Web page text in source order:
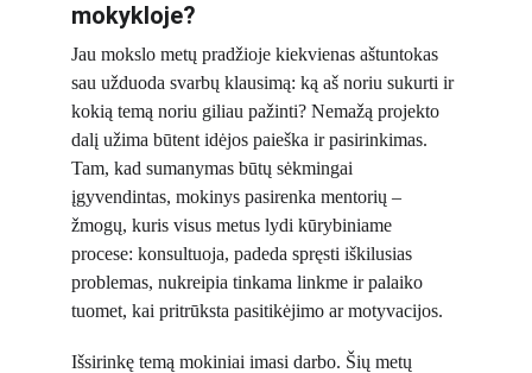
mokykloje?
Jau mokslo metų pradžioje kiekvienas aštuntokas
sau užduoda svarbų klausimą: ką aš noriu sukurti ir
kokią temą noriu giliau pažinti? Nemažą projekto
dalį užima būtent idėjos paieška ir pasirinkimas.
Tam, kad sumanymas būtų sėkmingai
įgyvendintas, mokinys pasirenka mentorių –
žmogų, kuris visus metus lydi kūrybiniame
procese: konsultuoja, padeda spręsti iškilusias
problemas, nukreipia tinkama linkme ir palaiko
tuomet, kai pritrūksta pasitikėjimo ar motyvacijos.
Išsirinkę temą mokiniai imasi darbo. Šių metų